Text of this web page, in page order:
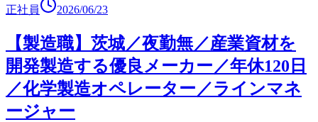
正社員 2026/06/23
【製造職】茨城／夜勤無／産業資材を
開発製造する優良メーカー／年休120日
／化学製造オペレーター／ラインマネ
ージャー